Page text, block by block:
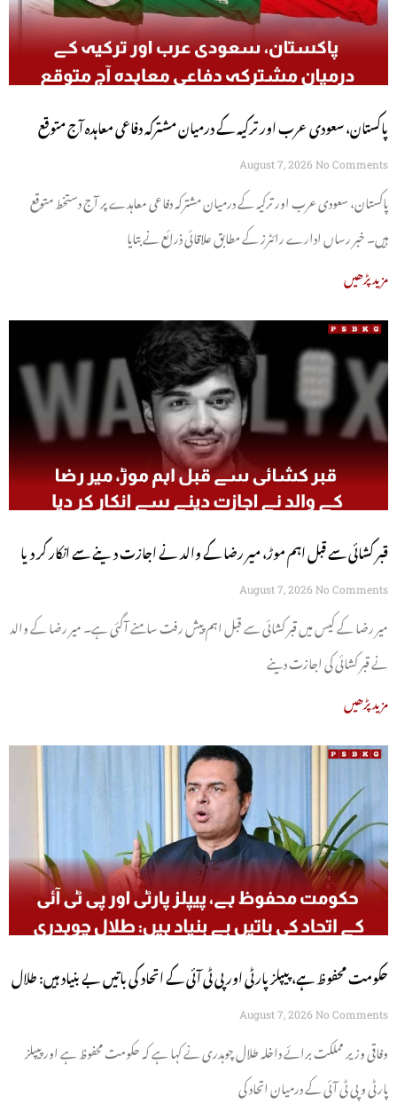
پاکستان، سعودی عرب اور ترکیہ کے درمیان مشترکہ دفاعی معاہدہ آج متوقع
August 7, 2026 No Comments
پاکستان، سعودی عرب اور ترکیہ کے درمیان مشترکہ دفاعی معاہدے پر آج دستخط متوقع
ہیں۔ خبر رساں ادارے رائٹرز کے مطابق علاقائی ذرائع نے بتایا
مزید پڑھیں
قبر کشائی سے قبل اہم موڑ، میر رضا کے والد نے اجازت دینے سے انکار کر دیا
August 7, 2026 No Comments
میر رضا کے کیس میں قبر کشائی سے قبل اہم پیش رفت سامنے آگئی ہے۔ میر رضا کے والد
نے قبر کشائی کی اجازت دینے
مزید پڑھیں
حکومت محفوظ ہے، پیپلز پارٹی اور پی ٹی آئی کے اتحاد کی باتیں بے بنیاد ہیں: طلال
چوہدری
August 7, 2026 No Comments
وفاقی وزیر مملکت برائے داخلہ طلال چوہدری نے کہا ہے کہ حکومت محفوظ ہے اور پیپلز
پارٹی و پی ٹی آئی کے درمیان اتحاد کی